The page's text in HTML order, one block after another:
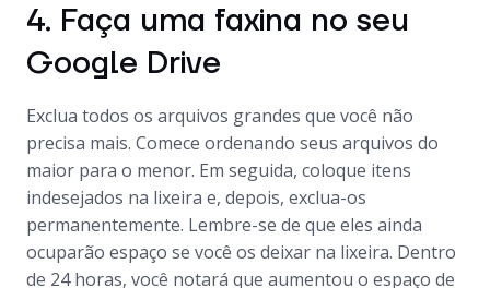
4. Faça uma faxina no seu
Google Drive
Exclua todos os arquivos grandes que você não
precisa mais. Comece ordenando seus arquivos do
maior para o menor. Em seguida, coloque itens
indesejados na lixeira e, depois, exclua-os
permanentemente. Lembre-se de que eles ainda
ocuparão espaço se você os deixar na lixeira. Dentro
de 24 horas, você notará que aumentou o espaço de